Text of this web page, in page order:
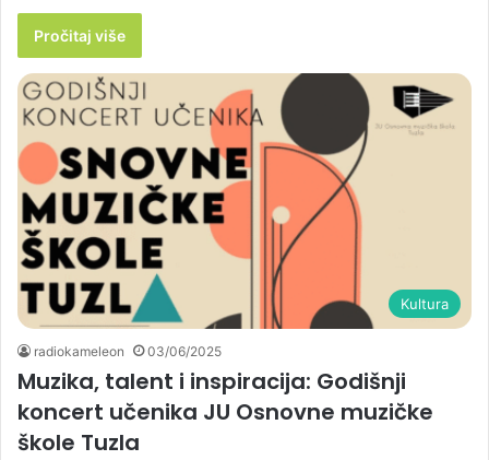
Pročitaj više
Kultura
radiokameleon 03/06/2025
Muzika, talent i inspiracija: Godišnji
koncert učenika JU Osnovne muzičke
škole Tuzla